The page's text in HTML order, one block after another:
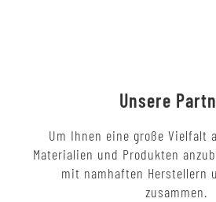
Unsere
Um Ihnen eine große Vielfalt
Materialien und Produkten
mit namhaften Herstellern
zusammen.